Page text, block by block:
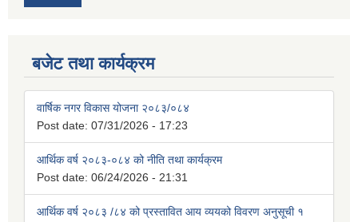
बजेट तथा कार्यक्रम
वार्षिक नगर विकास योजना २०८३/०८४
Post date: 07/31/2026 - 17:23
आर्थिक वर्ष २०८३-०८४ को नीति तथा कार्यक्रम
Post date: 06/24/2026 - 21:31
आर्थिक वर्ष २०८३ /८४ को प्रस्तावित आय व्ययको विवरण अनुसूची १